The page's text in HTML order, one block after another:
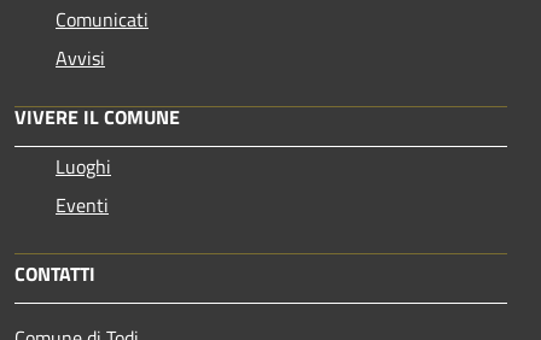
Comunicati
Avvisi
VIVERE IL COMUNE
Luoghi
Eventi
CONTATTI